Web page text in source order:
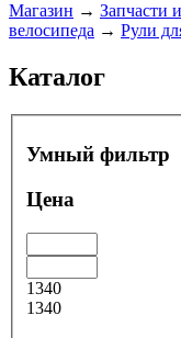
Магазин → Запчасти
велосипеда → Рули
Каталог
Умный фильтр
Цена
1340
1340